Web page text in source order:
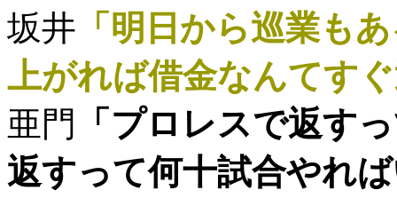
坂井 「明日から巡業も
上がれば借金なんてす
亜門
「プロレスで返す
返すって何十試合やれ